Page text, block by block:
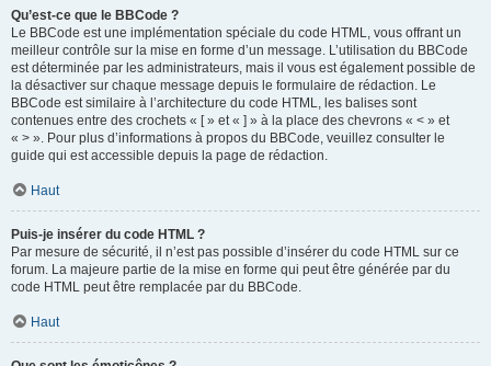
Qu’est-ce que le BBCode ?
Le BBCode est une implémentation spéciale du code HTML, vous offrant un
meilleur contrôle sur la mise en forme d’un message. L’utilisation du BBCode
est déterminée par les administrateurs, mais il vous est également possible de
la désactiver sur chaque message depuis le formulaire de rédaction. Le
BBCode est similaire à l’architecture du code HTML, les balises sont
contenues entre des crochets « [ » et « ] » à la place des chevrons « < » et
« > ». Pour plus d’informations à propos du BBCode, veuillez consulter le
guide qui est accessible depuis la page de rédaction.
Haut
Puis-je insérer du code HTML ?
Par mesure de sécurité, il n’est pas possible d’insérer du code HTML sur ce
forum. La majeure partie de la mise en forme qui peut être générée par du
code HTML peut être remplacée par du BBCode.
Haut